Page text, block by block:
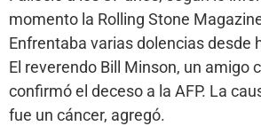
momento la Rolling Stone
Enfrentaba varias dolencias desde
El reverendo Bill Minson, un amigo
confirmó el deceso a la AFP. La
fue un cáncer, agregó.